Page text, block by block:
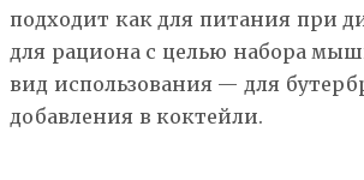
подходит как для питания при
для рациона с целью набора
вид использования — для
добавления в коктейли.